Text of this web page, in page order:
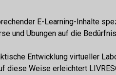
E-Learning-Inhalte
und Übungen auf die
Entwicklung virtueller
Weise erleichtert